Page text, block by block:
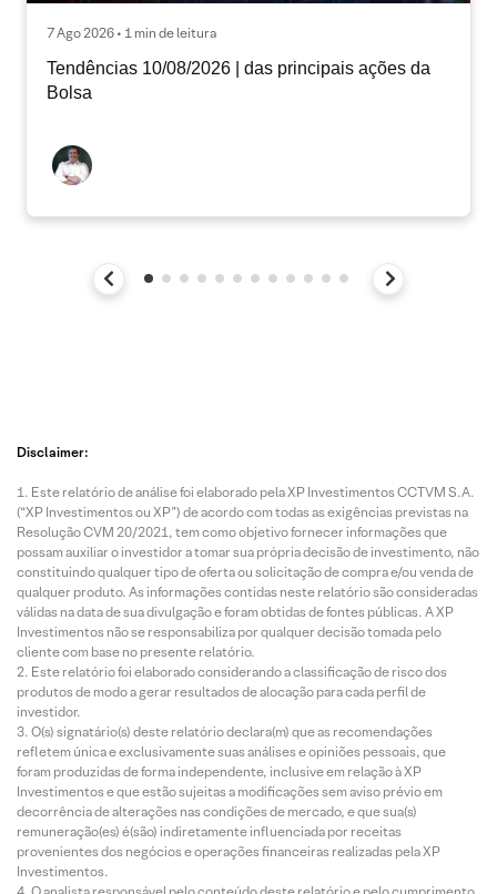
7 Ago 2026 • 1 min de leitura
Tendências 10/08/2026 | das principais ações da
Bolsa
Disclaimer:
Este relatório de análise foi elaborado pela XP Investimentos CCTVM S.A.
(“XP Investimentos ou XP”) de acordo com todas as exigências previstas na
Resolução CVM 20/2021, tem como objetivo fornecer informações que
possam auxiliar o investidor a tomar sua própria decisão de investimento, não
constituindo qualquer tipo de oferta ou solicitação de compra e/ou venda de
qualquer produto. As informações contidas neste relatório são consideradas
válidas na data de sua divulgação e foram obtidas de fontes públicas. A XP
Investimentos não se responsabiliza por qualquer decisão tomada pelo
cliente com base no presente relatório.
Este relatório foi elaborado considerando a classificação de risco dos
produtos de modo a gerar resultados de alocação para cada perfil de
investidor.
O(s) signatário(s) deste relatório declara(m) que as recomendações
refletem única e exclusivamente suas análises e opiniões pessoais, que
foram produzidas de forma independente, inclusive em relação à XP
Investimentos e que estão sujeitas a modificações sem aviso prévio em
decorrência de alterações nas condições de mercado, e que sua(s)
remuneração(es) é(são) indiretamente influenciada por receitas
provenientes dos negócios e operações financeiras realizadas pela XP
Investimentos.